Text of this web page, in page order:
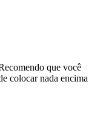
que você
colocar nada encima